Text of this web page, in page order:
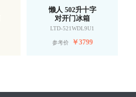
懒人 502升十字
对开门冰箱
LTD-521WDL9U1
参考价 ￥3799